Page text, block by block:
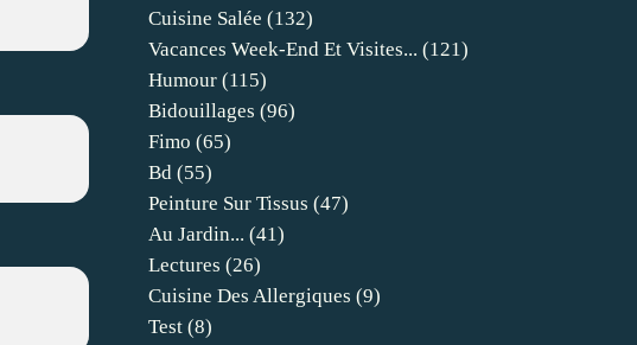
Cuisine Salée (132)
Vacances Week-End Et Visites... (121)
Humour (115)
Bidouillages (96)
Fimo (65)
Bd (55)
Peinture Sur Tissus (47)
Au Jardin... (41)
Lectures (26)
Cuisine Des Allergiques (9)
Test (8)